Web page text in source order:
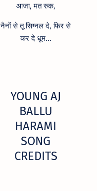
आजा, मत रुक,
नैनों से तू सिग्नल दे, फिर से
कर दे धूम...
YOUNG AJ
BALLU
HARAMI
SONG
CREDITS